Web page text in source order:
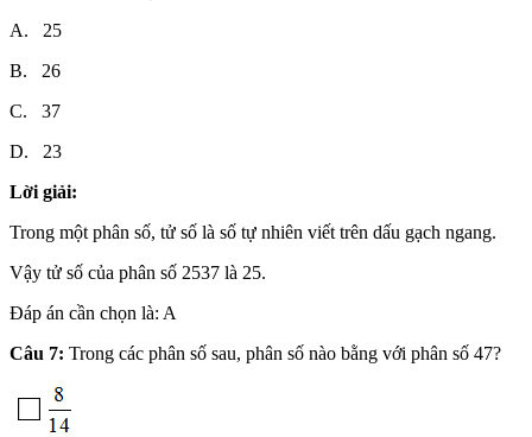
A. 25
B. 26
C. 37
D. 23
Lời giải:
Trong một phân số, tử số là số tự nhiên viết trên dấu gạch ngang.
Vậy tử số của phân số 2537 là 25.
Đáp án cần chọn là: A
Câu 7: Trong các phân số sau, phân số nào bằng với phân số 47?